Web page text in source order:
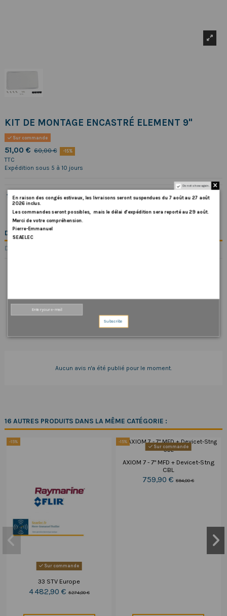
KIT DE MONTAGE ENCASTRÉ ELEMENT 9"
Sur commande
51,00 € 60,00 € -15%
TTC
Expédition sous 5 à 10 jours
DESCRIPTION
DÉTAILS DU PRODUIT
COMMENTAIRES (0)
Aucun avis n'a été publié pour le moment.
16 AUTRES PRODUITS DANS LA MÊME CATÉGORIE :
-15%
Sur commande
33 STV Europe
4 482,90 €5 274,00 €
-15%
Sur commande
AXIOM 7 - 7" MFD + Devicet-Stng
CBL
759,90 €894,00 €
Do not show again.
En raison des congés estivaux, les livraisons seront suspendues du 7 août au 27 août
2026 inclus.
Les commandes seront possibles, mais le délai d’expédition sera reporté au 29 août.
Merci de votre compréhension.
Pierre-Emmanuel
SEAELEC
Subscribe